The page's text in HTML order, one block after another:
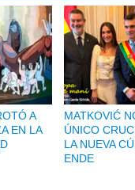
A
EN LA
MATKOVIĆ
ÚNICO
LA NUEVA
ENDE